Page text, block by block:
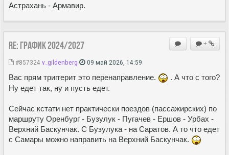
Астрахань - Армавир.
+
Re: ГРАФИК 2024/2027
#857324 v_gildenberg 09 май 2026, 14:59
Вас прям триггерит это перенаправление.
. А что с того?
Ну едет так, ну и пусть едет.
Сейчас кстати нет практически поездов (пассажирских) по
маршруту Оренбург - Бузулук - Пугачев - Ершов - Урбах -
Верхний Баскунчак. С Бузулука - на Саратов. А то что едет
с Самары можно направить на Верхний Баскунчак.